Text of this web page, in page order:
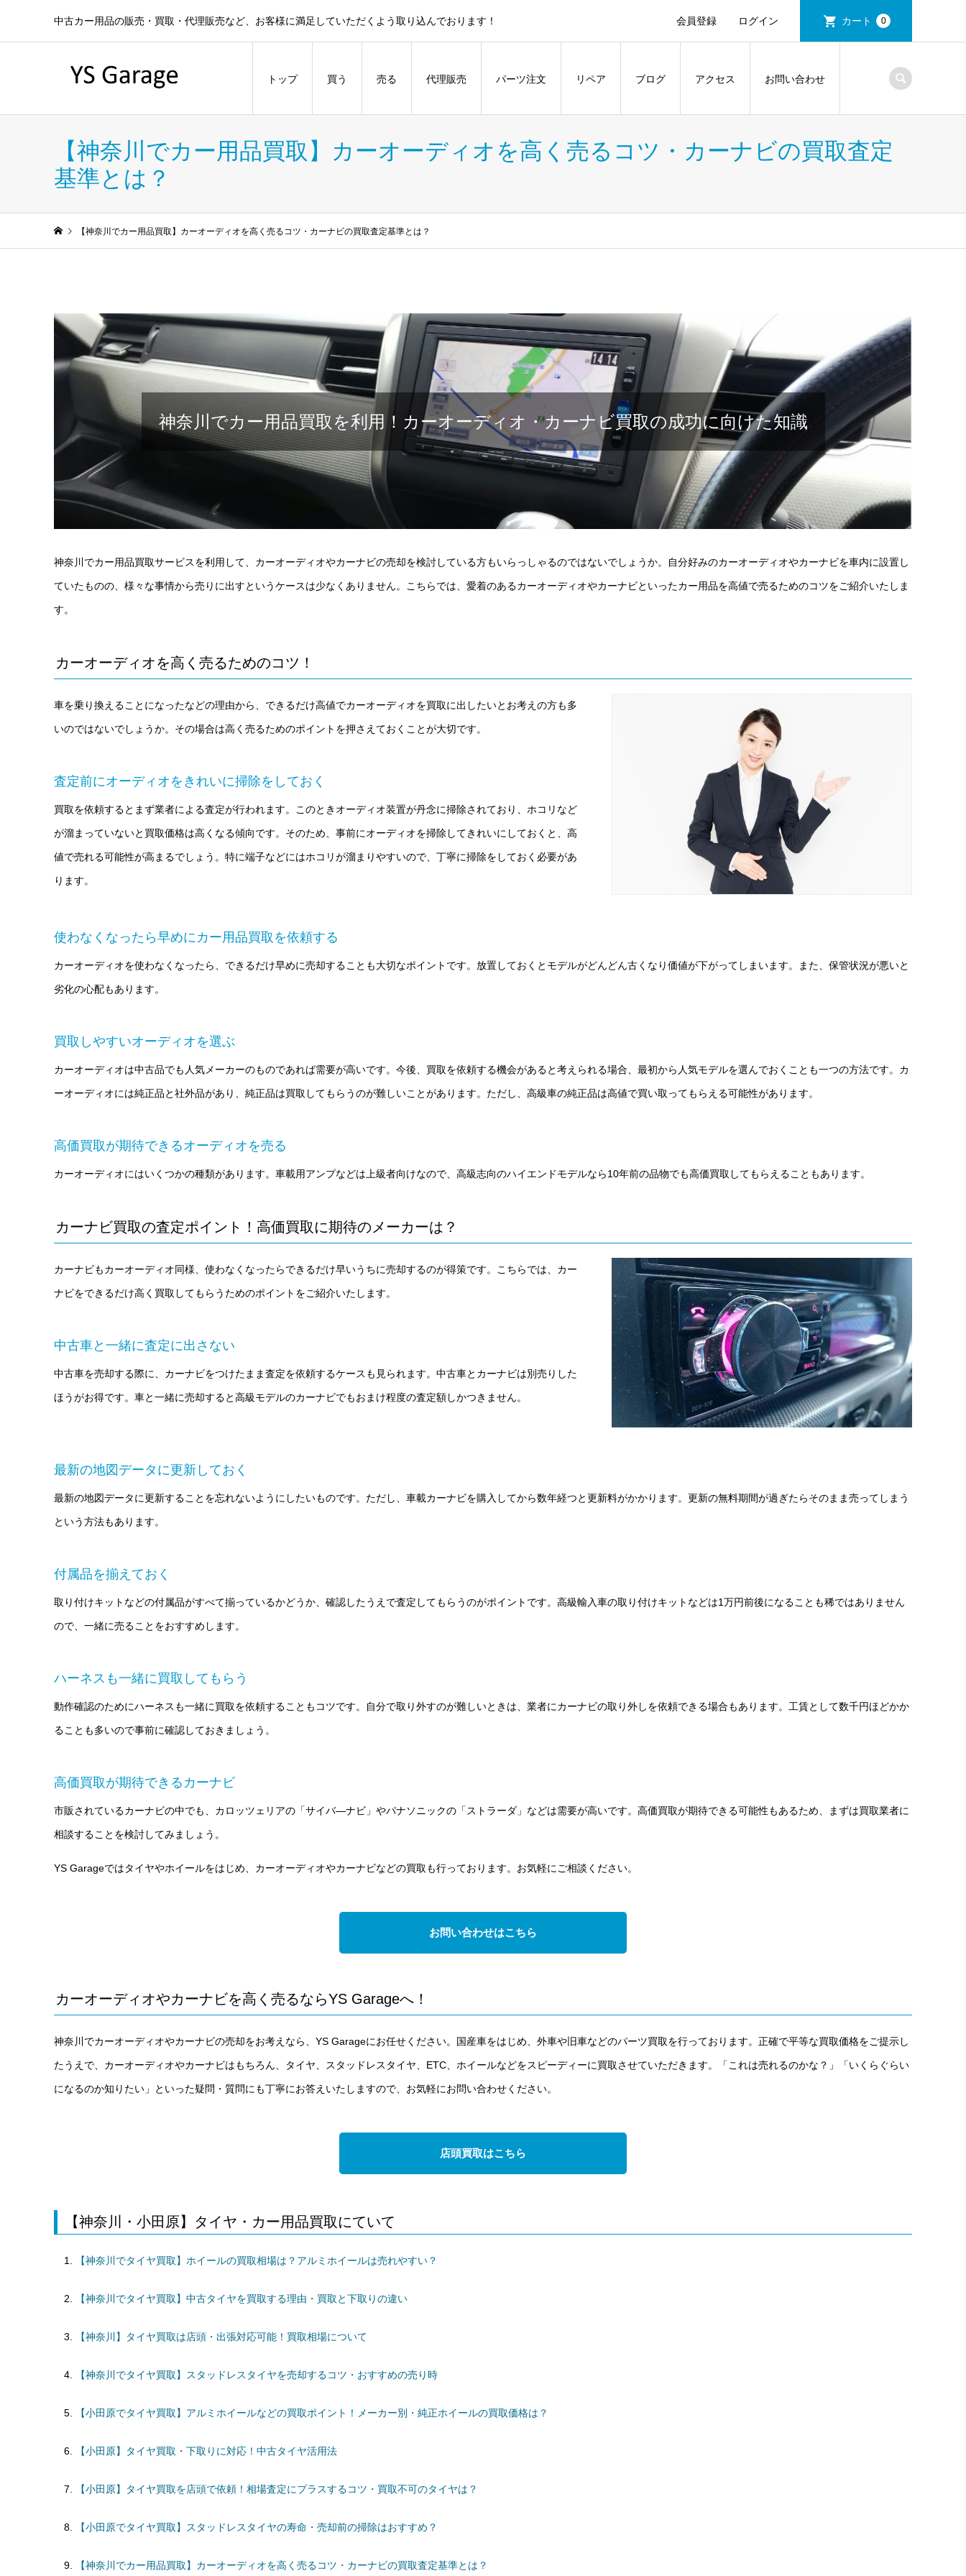
中古カー用品の販売・買取・代理販売など、お客様に満足していただくよう取り込んでおります！ 会員登録 ログイン カート 0
トップ 買う 売る 代理販売 パーツ注文 リペア ブログ アクセス お問い合わせ
【神奈川でカー用品買取】カーオーディオを高く売るコツ・カーナビの買取査定
基準とは？
【神奈川でカー用品買取】カーオーディオを高く売るコツ・カーナビの買取査定基準とは？
神奈川でカー用品買取を利用！カーオーディオ・カーナビ買取の成功に向けた知識
神奈川でカー用品買取サービスを利用して、カーオーディオやカーナビの売却を検討している方もいらっしゃるのではないでしょうか。自分好みのカーオーディオやカーナビを車内に設置し
ていたものの、様々な事情から売りに出すというケースは少なくありません。こちらでは、愛着のあるカーオーディオやカーナビといったカー用品を高値で売るためのコツをご紹介いたしま
す。
カーオーディオを高く売るためのコツ！
車を乗り換えることになったなどの理由から、できるだけ高値でカーオーディオを買取に出したいとお考えの方も多
いのではないでしょうか。その場合は高く売るためのポイントを押さえておくことが大切です。
査定前にオーディオをきれいに掃除をしておく
買取を依頼するとまず業者による査定が行われます。このときオーディオ装置が丹念に掃除されており、ホコリなど
が溜まっていないと買取価格は高くなる傾向です。そのため、事前にオーディオを掃除してきれいにしておくと、高
値で売れる可能性が高まるでしょう。特に端子などにはホコリが溜まりやすいので、丁寧に掃除をしておく必要があ
ります。
使わなくなったら早めにカー用品買取を依頼する
カーオーディオを使わなくなったら、できるだけ早めに売却することも大切なポイントです。放置しておくとモデルがどんどん古くなり価値が下がってしまいます。また、保管状況が悪いと
劣化の心配もあります。
買取しやすいオーディオを選ぶ
カーオーディオは中古品でも人気メーカーのものであれば需要が高いです。今後、買取を依頼する機会があると考えられる場合、最初から人気モデルを選んでおくことも一つの方法です。カ
ーオーディオには純正品と社外品があり、純正品は買取してもらうのが難しいことがあります。ただし、高級車の純正品は高値で買い取ってもらえる可能性があります。
高価買取が期待できるオーディオを売る
カーオーディオにはいくつかの種類があります。車載用アンプなどは上級者向けなので、高級志向のハイエンドモデルなら10年前の品物でも高価買取してもらえることもあります。
カーナビ買取の査定ポイント！高価買取に期待のメーカーは？
カーナビもカーオーディオ同様、使わなくなったらできるだけ早いうちに売却するのが得策です。こちらでは、カー
ナビをできるだけ高く買取してもらうためのポイントをご紹介いたします。
中古車と一緒に査定に出さない
中古車を売却する際に、カーナビをつけたまま査定を依頼するケースも見られます。中古車とカーナビは別売りした
ほうがお得です。車と一緒に売却すると高級モデルのカーナビでもおまけ程度の査定額しかつきません。
最新の地図データに更新しておく
最新の地図データに更新することを忘れないようにしたいものです。ただし、車載カーナビを購入してから数年経つと更新料がかかります。更新の無料期間が過ぎたらそのまま売ってしまう
という方法もあります。
付属品を揃えておく
取り付けキットなどの付属品がすべて揃っているかどうか、確認したうえで査定してもらうのがポイントです。高級輸入車の取り付けキットなどは1万円前後になることも稀ではありません
ので、一緒に売ることをおすすめします。
ハーネスも一緒に買取してもらう
動作確認のためにハーネスも一緒に買取を依頼することもコツです。自分で取り外すのが難しいときは、業者にカーナビの取り外しを依頼できる場合もあります。工賃として数千円ほどかか
ることも多いので事前に確認しておきましょう。
高価買取が期待できるカーナビ
市販されているカーナビの中でも、カロッツェリアの「サイバ―ナビ」やパナソニックの「ストラーダ」などは需要が高いです。高価買取が期待できる可能性もあるため、まずは買取業者に
相談することを検討してみましょう。
YS Garageではタイヤやホイールをはじめ、カーオーディオやカーナビなどの買取も行っております。お気軽にご相談ください。
お問い合わせはこちら
カーオーディオやカーナビを高く売るならYS Garageへ！
神奈川でカーオーディオやカーナビの売却をお考えなら、YS Garageにお任せください。国産車をはじめ、外車や旧車などのパーツ買取を行っております。正確で平等な買取価格をご提示し
たうえで、カーオーディオやカーナビはもちろん、タイヤ、スタッドレスタイヤ、ETC、ホイールなどをスピーディーに買取させていただきます。「これは売れるのかな？」「いくらぐらい
になるのか知りたい」といった疑問・質問にも丁寧にお答えいたしますので、お気軽にお問い合わせください。
店頭買取はこちら
【神奈川・小田原】タイヤ・カー用品買取にていて
【神奈川でタイヤ買取】ホイールの買取相場は？アルミホイールは売れやすい？
【神奈川でタイヤ買取】中古タイヤを買取する理由・買取と下取りの違い
【神奈川】タイヤ買取は店頭・出張対応可能！買取相場について
【神奈川でタイヤ買取】スタッドレスタイヤを売却するコツ・おすすめの売り時
【小田原でタイヤ買取】アルミホイールなどの買取ポイント！メーカー別・純正ホイールの買取価格は？
【小田原】タイヤ買取・下取りに対応！中古タイヤ活用法
【小田原】タイヤ買取を店頭で依頼！相場査定にプラスするコツ・買取不可のタイヤは？
【小田原でタイヤ買取】スタッドレスタイヤの寿命・売却前の掃除はおすすめ？
【神奈川でカー用品買取】カーオーディオを高く売るコツ・カーナビの買取査定基準とは？